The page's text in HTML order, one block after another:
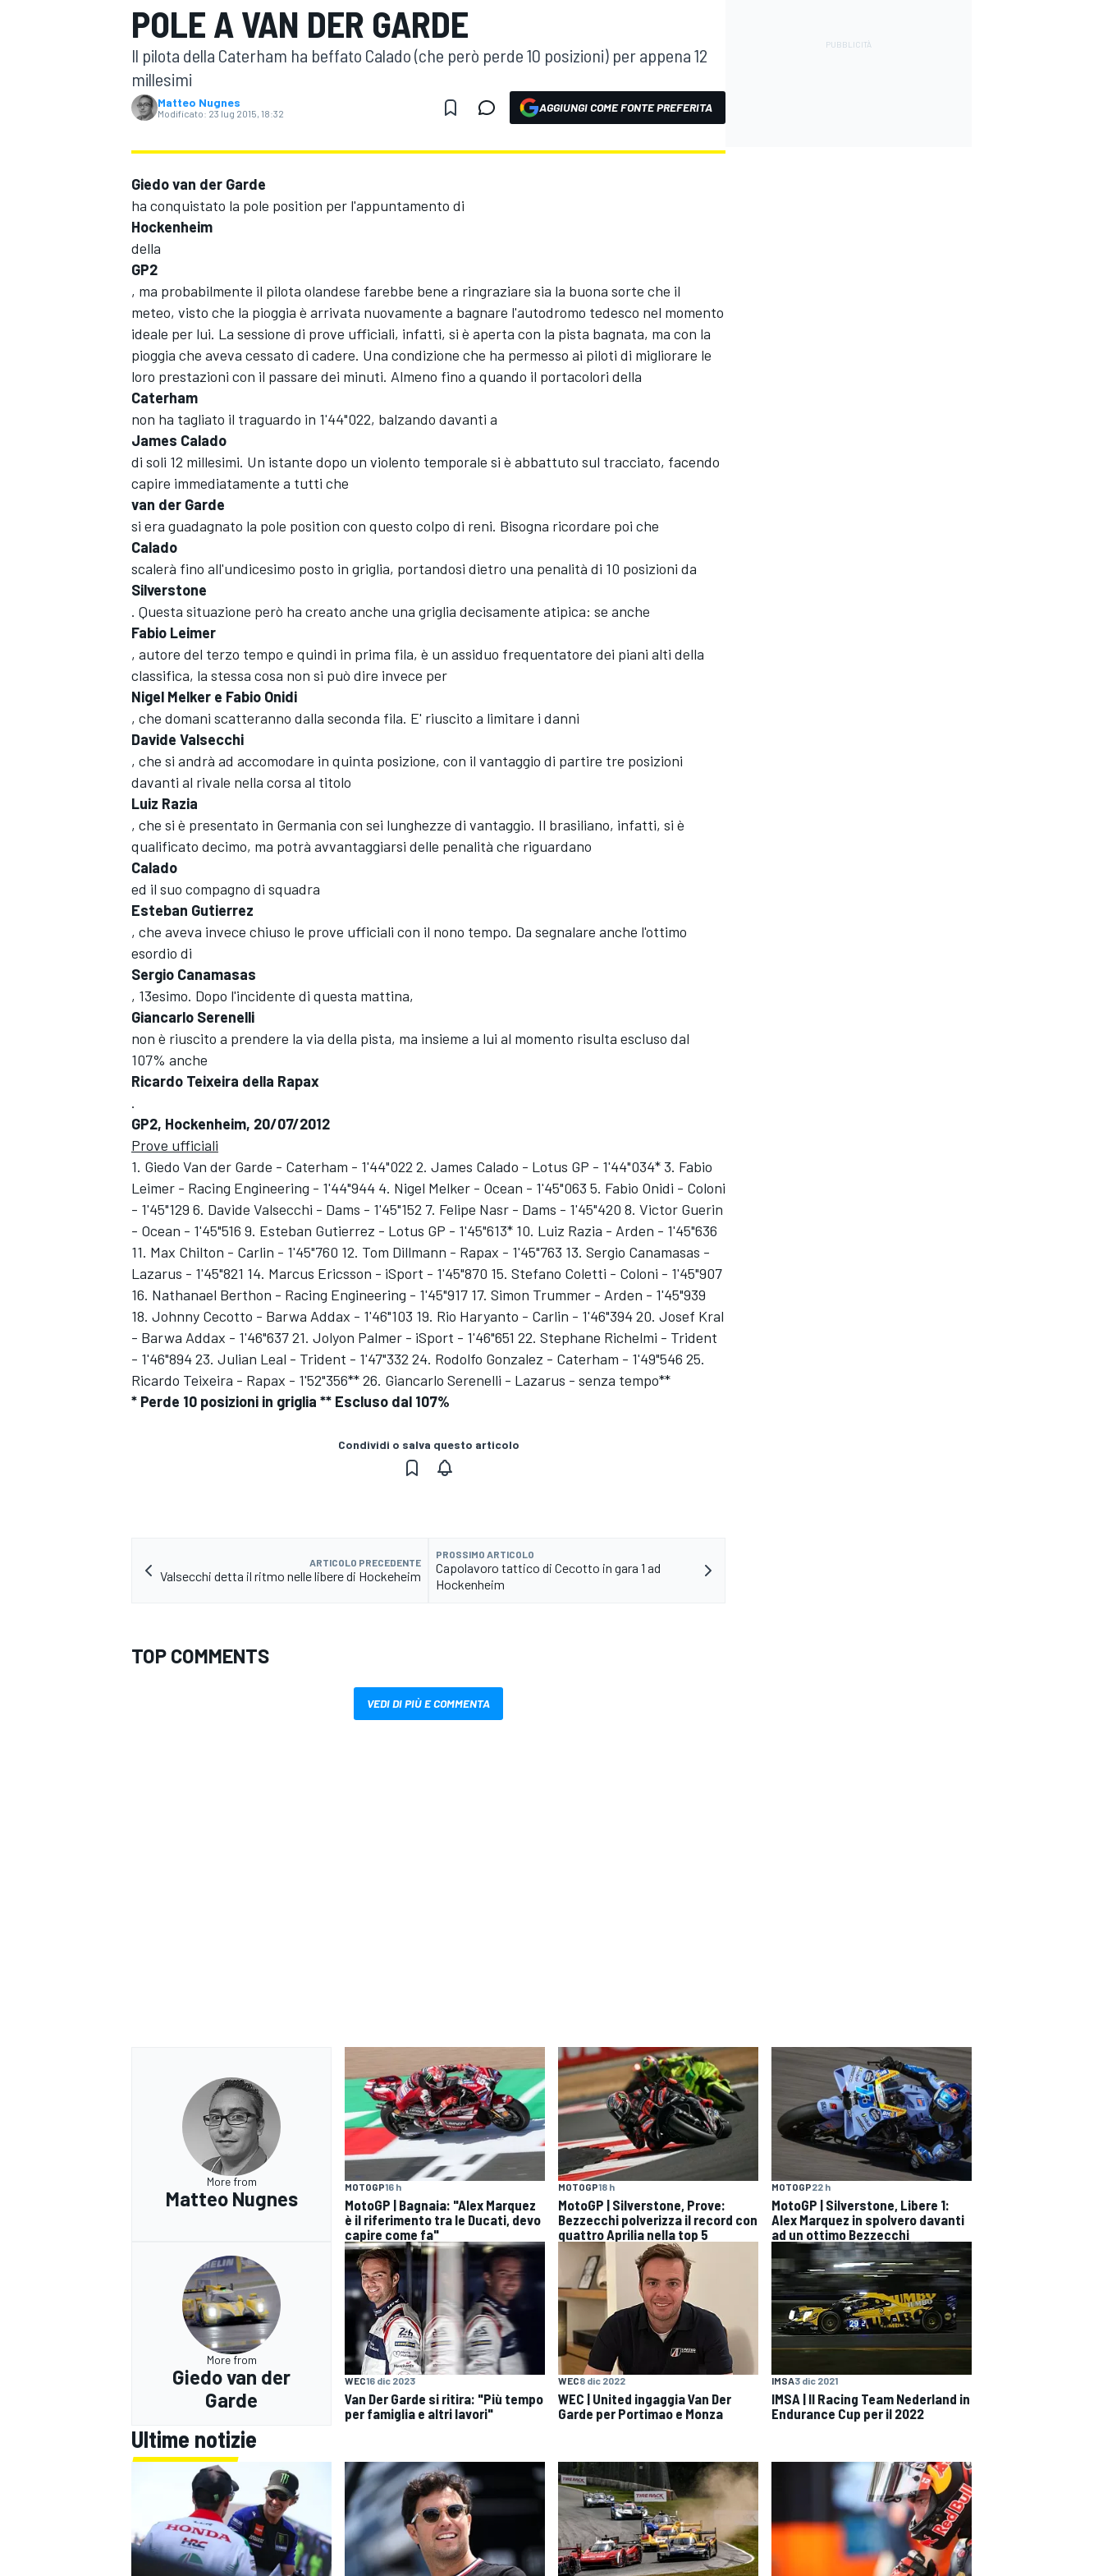
MOTOGP WEC
WRC
MONOPOSTO
ENDURANCE/GT
POLE A VAN DER GARDE
Il pilota della Caterham ha beffato Calado (che però perde 10 posizioni) per appena 12
millesimi
Matteo Nugnes
Modificato: 23 lug 2015, 18:32 AGGIUNGI COME FONTE PREFERITA
Giedo van der Garde
ha conquistato la pole position per l'appuntamento di
Hockenheim
della
GP2
, ma probabilmente il pilota olandese farebbe bene a ringraziare sia la buona sorte che il
meteo, visto che la pioggia è arrivata nuovamente a bagnare l'autodromo tedesco nel momento
ideale per lui. La sessione di prove ufficiali, infatti, si è aperta con la pista bagnata, ma con la
pioggia che aveva cessato di cadere. Una condizione che ha permesso ai piloti di migliorare le
loro prestazioni con il passare dei minuti. Almeno fino a quando il portacolori della
Caterham
non ha tagliato il traguardo in 1'44"022, balzando davanti a
James Calado
di soli 12 millesimi. Un istante dopo un violento temporale si è abbattuto sul tracciato, facendo
capire immediatamente a tutti che
van der Garde
si era guadagnato la pole position con questo colpo di reni. Bisogna ricordare poi che
Calado
scalerà fino all'undicesimo posto in griglia, portandosi dietro una penalità di 10 posizioni da
Silverstone
. Questa situazione però ha creato anche una griglia decisamente atipica: se anche
Fabio Leimer
, autore del terzo tempo e quindi in prima fila, è un assiduo frequentatore dei piani alti della
classifica, la stessa cosa non si può dire invece per
Nigel Melker e Fabio Onidi
, che domani scatteranno dalla seconda fila. E' riuscito a limitare i danni
Davide Valsecchi
, che si andrà ad accomodare in quinta posizione, con il vantaggio di partire tre posizioni
davanti al rivale nella corsa al titolo
Luiz Razia
, che si è presentato in Germania con sei lunghezze di vantaggio. Il brasiliano, infatti, si è
qualificato decimo, ma potrà avvantaggiarsi delle penalità che riguardano
Calado
ed il suo compagno di squadra
Esteban Gutierrez
, che aveva invece chiuso le prove ufficiali con il nono tempo. Da segnalare anche l'ottimo
esordio di
Sergio Canamasas
, 13esimo. Dopo l'incidente di questa mattina,
Giancarlo Serenelli
non è riuscito a prendere la via della pista, ma insieme a lui al momento risulta escluso dal
107% anche
Ricardo Teixeira della Rapax
.
GP2, Hockenheim, 20/07/2012
Prove ufficiali
1. Giedo Van der Garde - Caterham - 1'44"022 2. James Calado - Lotus GP - 1'44"034* 3. Fabio
Leimer - Racing Engineering - 1'44"944 4. Nigel Melker - Ocean - 1'45"063 5. Fabio Onidi - Coloni
- 1'45"129 6. Davide Valsecchi - Dams - 1'45"152 7. Felipe Nasr - Dams - 1'45"420 8. Victor Guerin
- Ocean - 1'45"516 9. Esteban Gutierrez - Lotus GP - 1'45"613* 10. Luiz Razia - Arden - 1'45"636
11. Max Chilton - Carlin - 1'45"760 12. Tom Dillmann - Rapax - 1'45"763 13. Sergio Canamasas -
Lazarus - 1'45"821 14. Marcus Ericsson - iSport - 1'45"870 15. Stefano Coletti - Coloni - 1'45"907
16. Nathanael Berthon - Racing Engineering - 1'45"917 17. Simon Trummer - Arden - 1'45"939
18. Johnny Cecotto - Barwa Addax - 1'46"103 19. Rio Haryanto - Carlin - 1'46"394 20. Josef Kral
- Barwa Addax - 1'46"637 21. Jolyon Palmer - iSport - 1'46"651 22. Stephane Richelmi - Trident
- 1'46"894 23. Julian Leal - Trident - 1'47"332 24. Rodolfo Gonzalez - Caterham - 1'49"546 25.
Ricardo Teixeira - Rapax - 1'52"356** 26. Giancarlo Serenelli - Lazarus - senza tempo**
* Perde 10 posizioni in griglia ** Escluso dal 107%
Condividi o salva questo articolo
ARTICOLO PRECEDENTE
Valsecchi detta il ritmo nelle libere di Hockeheim
PROSSIMO ARTICOLO
Capolavoro tattico di Cecotto in gara 1 ad
Hockenheim
TOP COMMENTS
VEDI DI PIÙ E COMMENTA
More from
Matteo Nugnes
MOTOGP16 h
MotoGP | Bagnaia: "Alex Marquez
è il riferimento tra le Ducati, devo
capire come fa"
MOTOGP18 h
MotoGP | Silverstone, Prove:
Bezzecchi polverizza il record con
quattro Aprilia nella top 5
MOTOGP22 h
MotoGP | Silverstone, Libere 1:
Alex Marquez in spolvero davanti
ad un ottimo Bezzecchi
More from
Giedo van der
Garde
WEC16 dic 2023
Van Der Garde si ritira: "Più tempo
per famiglia e altri lavori"
WEC8 dic 2022
WEC | United ingaggia Van Der
Garde per Portimao e Monza
IMSA3 dic 2021
IMSA | Il Racing Team Nederland in
Endurance Cup per il 2022
Ultime notizie